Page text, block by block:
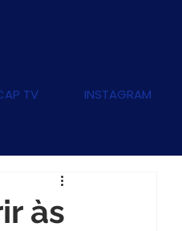
TV INSTAGRAM
às